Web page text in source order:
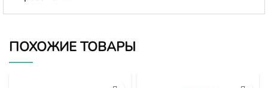
ПОХОЖИЕ ТОВАРЫ